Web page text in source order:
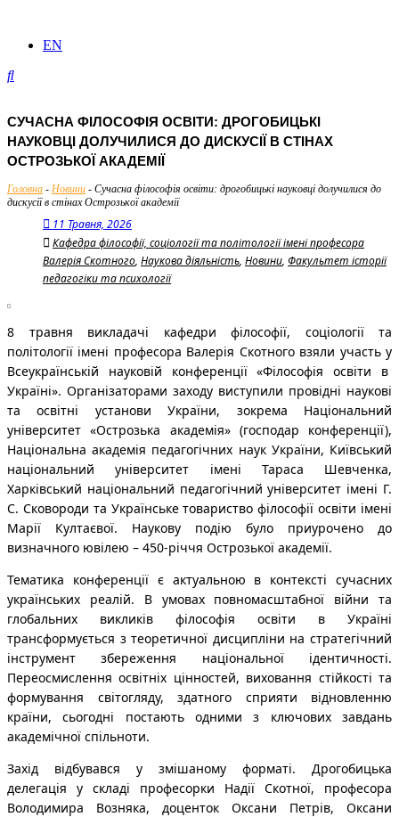
EN
СУЧАСНА ФІЛОСОФІЯ ОСВІТИ: ДРОГОБИЦЬКІ
НАУКОВЦІ ДОЛУЧИЛИСЯ ДО ДИСКУСІЇ В СТІНАХ
ОСТРОЗЬКОЇ АКАДЕМІЇ
Головна - Новини - Сучасна філософія освіти: дрогобицькі науковці долучилися до
дискусії в стінах Острозької академії
11 Травня, 2026
Кафедра філософії, соціології та політології імені професора
Валерія Скотного, Наукова діяльність, Новини, Факультет історії
педагогіки та психології
8 травня викладачі кафедри філософії, соціології та
політології імені професора Валерія Скотного взяли участь у
Всеукраїнській науковій конференції «Філософія освіти в
Україні». Організаторами заходу виступили провідні наукові
та освітні установи України, зокрема Національний
університет «Острозька академія» (господар конференції),
Національна академія педагогічних наук України, Київський
національний університет імені Тараса Шевченка,
Харківський національний педагогічний університет імені Г.
С. Сковороди та Українське товариство філософії освіти імені
Марії Култаєвої. Наукову подію було приурочено до
визначного ювілею – 450-річчя Острозької академії.
Тематика конференції є актуальною в контексті сучасних
українських реалій. В умовах повномасштабної війни та
глобальних викликів філософія освіти в Україні
трансформується з теоретичної дисципліни на стратегічний
інструмент збереження національної ідентичності.
Переосмислення освітніх цінностей, виховання стійкості та
формування світогляду, здатного сприяти відновленню
країни, сьогодні постають одними з ключових завдань
академічної спільноти.
Захід відбувався у змішаному форматі. Дрогобицька
делегація у складі професорки Надії Скотної, професора
Володимира Возняка, доценток Оксани Петрів, Оксани